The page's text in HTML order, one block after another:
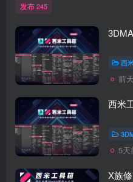
发布 245
西
前天
西米
5天
X族